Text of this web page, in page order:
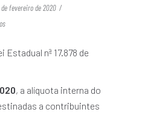
de fevereiro de 2020
nª 17.878 de
, a alíquota interna do
a contribuintes